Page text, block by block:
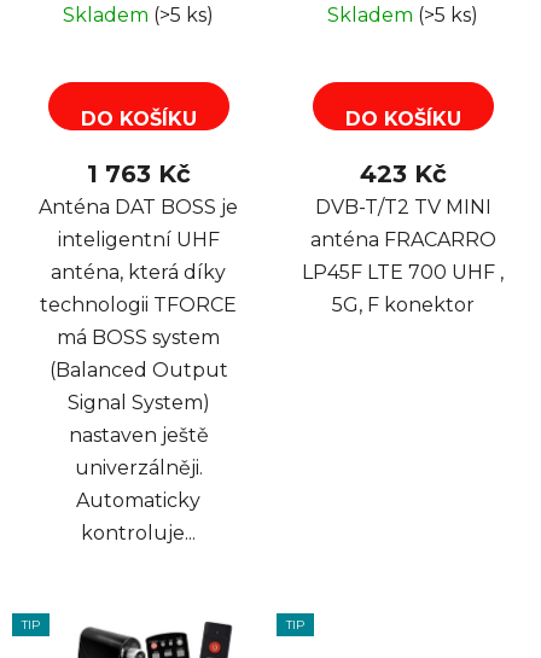
přijímače. Pro notebook nebo PC praktickéUSB
Skladem (>5 ks)
DO KOŠÍKU
1 763 Kč
Anténa DAT BOSS je
inteligentní UHF
anténa, která díky
technologii TFORCE
má BOSS system
(Balanced Output
Signal System)
nastaven ještě
univerzálněji.
Automaticky
kontroluje...
Skladem (>5 ks)
DO KOŠÍKU
423 Kč
DVB-T/T2 TV MINI
anténa FRACARRO
LP45F LTE 700 UHF ,
5G, F konektor
TIP TIP